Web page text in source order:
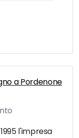
a Pordenone
l'impresa